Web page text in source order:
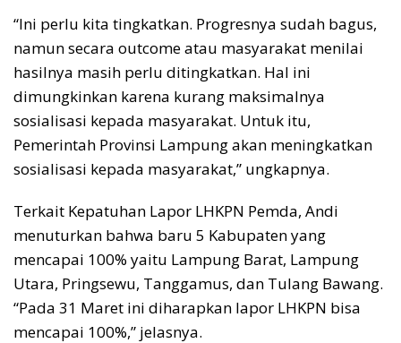
“Ini perlu kita tingkatkan. Progresnya sudah bagus,
namun secara outcome atau masyarakat menilai
hasilnya masih perlu ditingkatkan. Hal ini
dimungkinkan karena kurang maksimalnya
sosialisasi kepada masyarakat. Untuk itu,
Pemerintah Provinsi Lampung akan meningkatkan
sosialisasi kepada masyarakat,” ungkapnya.
Terkait Kepatuhan Lapor LHKPN Pemda, Andi
menuturkan bahwa baru 5 Kabupaten yang
mencapai 100% yaitu Lampung Barat, Lampung
Utara, Pringsewu, Tanggamus, dan Tulang Bawang.
“Pada 31 Maret ini diharapkan lapor LHKPN bisa
mencapai 100%,” jelasnya.